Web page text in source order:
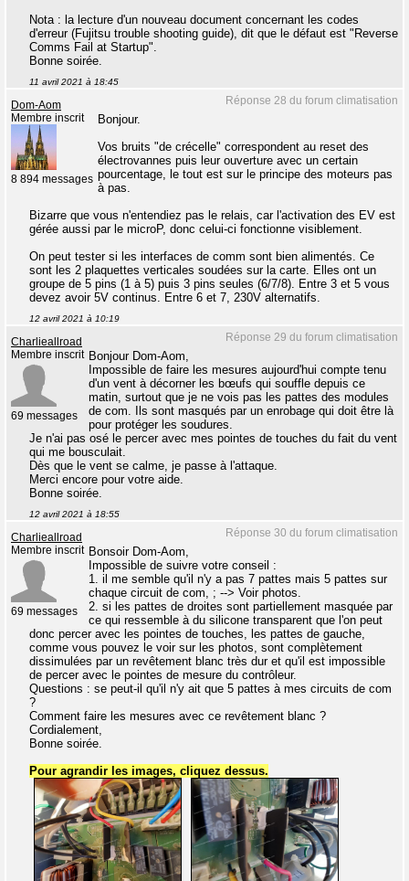
Nota : la lecture d'un nouveau document concernant les codes
d'erreur (Fujitsu trouble shooting guide), dit que le défaut est "Reverse
Comms Fail at Startup".
Bonne soirée.
11 avril 2021 à 18:45
Réponse 28 du forum climatisation
Dom-Aom
Membre inscrit
8 894 messages
Bonjour.
Vos bruits "de crécelle" correspondent au reset des
électrovannes puis leur ouverture avec un certain
pourcentage, le tout est sur le principe des moteurs pas
à pas.
Bizarre que vous n'entendiez pas le relais, car l'activation des EV est
gérée aussi par le microP, donc celui-ci fonctionne visiblement.
On peut tester si les interfaces de comm sont bien alimentés. Ce
sont les 2 plaquettes verticales soudées sur la carte. Elles ont un
groupe de 5 pins (1 à 5) puis 3 pins seules (6/7/8). Entre 3 et 5 vous
devez avoir 5V continus. Entre 6 et 7, 230V alternatifs.
12 avril 2021 à 10:19
Réponse 29 du forum climatisation
Charlieallroad
Membre inscrit
69 messages
Bonjour Dom-Aom,
Impossible de faire les mesures aujourd'hui compte tenu
d'un vent à décorner les bœufs qui souffle depuis ce
matin, surtout que je ne vois pas les pattes des modules
de com. Ils sont masqués par un enrobage qui doit être là
pour protéger les soudures.
Je n'ai pas osé le percer avec mes pointes de touches du fait du vent
qui me bousculait.
Dès que le vent se calme, je passe à l'attaque.
Merci encore pour votre aide.
Bonne soirée.
12 avril 2021 à 18:55
Réponse 30 du forum climatisation
Charlieallroad
Membre inscrit
69 messages
Bonsoir Dom-Aom,
Impossible de suivre votre conseil :
1. il me semble qu'il n'y a pas 7 pattes mais 5 pattes sur
chaque circuit de com, ; --> Voir photos.
2. si les pattes de droites sont partiellement masquée par
ce qui ressemble à du silicone transparent que l'on peut
donc percer avec les pointes de touches, les pattes de gauche,
comme vous pouvez le voir sur les photos, sont complètement
dissimulées par un revêtement blanc très dur et qu'il est impossible
de percer avec le pointes de mesure du contrôleur.
Questions : se peut-il qu'il n'y ait que 5 pattes à mes circuits de com
?
Comment faire les mesures avec ce revêtement blanc ?
Cordialement,
Bonne soirée.
Pour agrandir les images, cliquez dessus.